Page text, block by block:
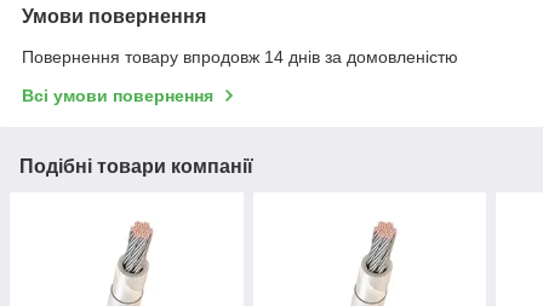
Умови повернення
Повернення товару впродовж 14 днів за домовленістю
Всі умови повернення
Подібні товари компанії